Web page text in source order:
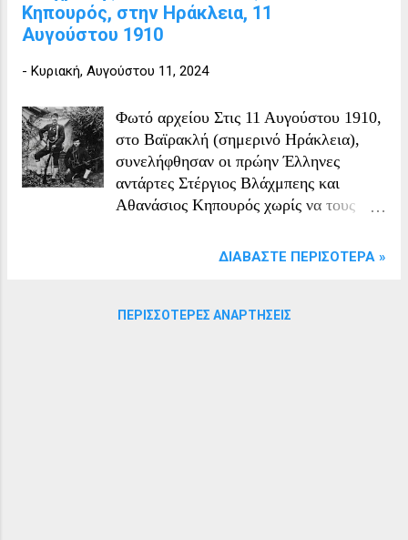
κανόνια με τα πυρομαχικά τους!
Βεβαίως, δεν μπορεί να το χωρέσει
ανθρώπινος νους ότι οι Νεότουρκοι το
Όμως, την απαίτησή τους αυτή την
διατύπωσαν ...
Κηπουρός, στην Ηράκλεια, 11
Αυγούστου 1910
- Κυριακή, Αυγούστου 11, 2024
Φωτό αρχείου Στις 11 Αυγούστου 1910,
στο Βαϊρακλή (σημερινό Ηράκλεια),
συνελήφθησαν οι πρώην Έλληνες
αντάρτες Στέργιος Βλάχμπεης και
Αθανάσιος Κηπουρός χωρίς να τους
τους. Η εντολή προήλθε από τον
δικαστούν στο στρατοδικείο
ΔΙΑΒΆΣΤΕ ΠΕΡΙΣΌΤΕΡΑ »
ΠΕΡΙΣΣΌΤΕΡΕΣ ΑΝΑΡΤΉΣΕΙΣ